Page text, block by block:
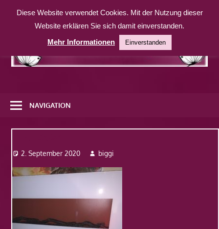
Inhalt
weitere
Website
NAVIGATION
2. September 2020 biggi
Diese Website verwendet Cookies. Mit der Nutzung dieser
Website erklären Sie sich damit einverstanden.
Mehr Informationen
Einverstanden